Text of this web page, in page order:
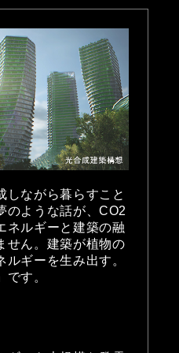
しながら暮らすこと
のような話が、CO2
ネルギーと建築の融
せん。建築が植物の
ルギーを生み出す。
です。